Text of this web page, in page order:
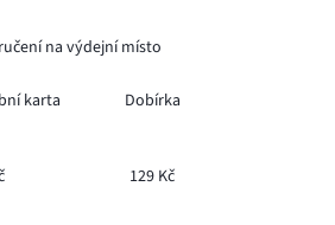
na výdejní místo
karta Dobírka
129 Kč